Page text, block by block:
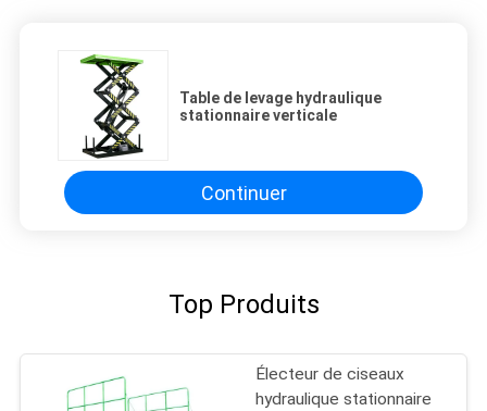
Table de levage hydraulique
stationnaire verticale
Continuer
Top Produits
Électeur de ciseaux
hydraulique stationnaire